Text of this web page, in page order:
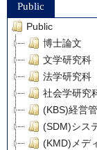
Public
Public
博士論文
文学研究科
法学研究科
社会学研究
(KBS)経営
(SDM)シス
(KMD)メデ